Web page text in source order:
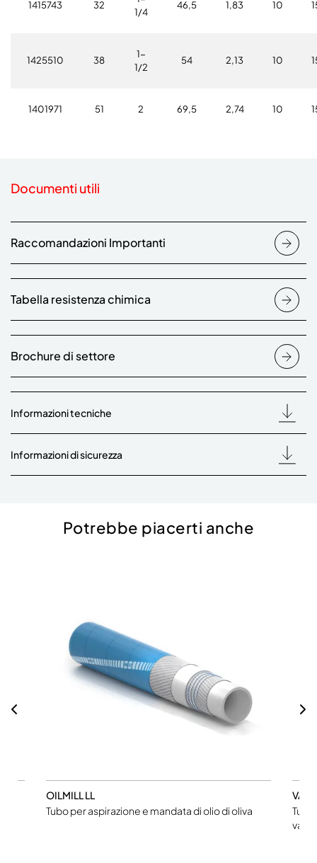
1415743 32
1/4
46,5 1,83 10
1425510 38
1-
1/2
54 2,13 10
1401971 51 2 69,5 2,74 10
Documenti utili
Raccomandazioni Importanti
Tabella resistenza chimica
Brochure di settore
Informazioni tecniche
Informazioni di sicurezza
Potrebbe piacerti anche
OILMILL LL
Tubo per aspirazione e mandata di olio di oliva
Tubo